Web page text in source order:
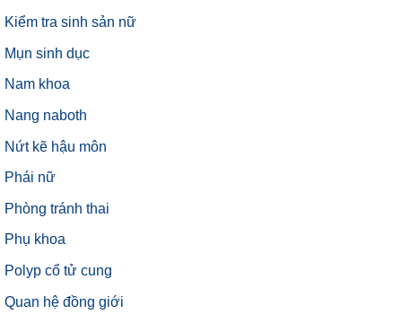
Kiểm tra sinh sản nữ
Mụn sinh dục
Nam khoa
Nang naboth
Nứt kẽ hậu môn
Phái nữ
Phòng tránh thai
Phụ khoa
Polyp cổ tử cung
Quan hệ đồng giới